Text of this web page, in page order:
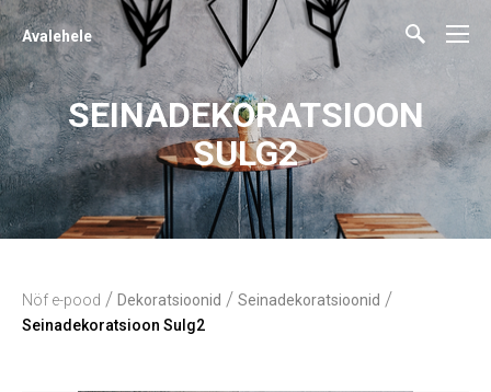
Avalehele
SEINADEKORATSIOON
SULG2
Nöf e-pood / Dekoratsioonid / Seinadekoratsioonid /
Seinadekoratsioon Sulg2